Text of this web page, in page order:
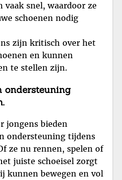
vaak snel, waardoor ze
schoenen nodig
zijn kritisch over het
en kunnen
te stellen zijn.
ondersteuning
jongens bieden
ondersteuning tijdens
ze nu rennen, spelen of
juiste schoeisel zorgt
kunnen bewegen en vol